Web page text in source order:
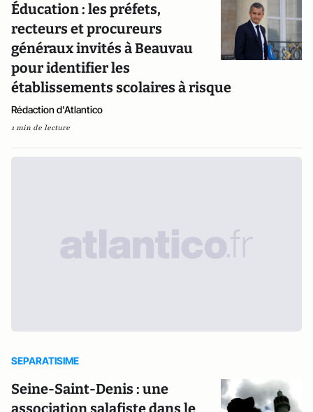
Éducation : les préfets,
recteurs et procureurs
généraux invités à Beauvau
pour identifier les
établissements scolaires à risque
Rédaction d'Atlantico
1 min de lecture
SEPARATISIME
Seine-Saint-Denis : une
association salafiste dans le